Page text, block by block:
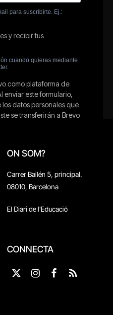
ON SOM?
Carrer Bailén 5, principal.
08010, Barcelona
El Diari de l'Educació
CONNECTA
X
Instagram
Facebook
RSS